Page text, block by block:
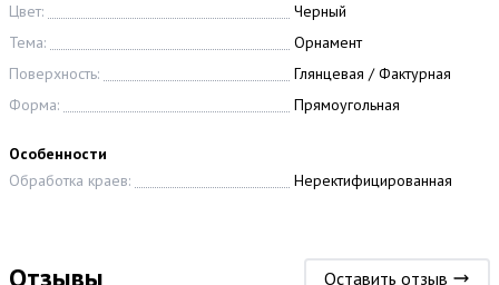
Цвет:
Черный
Тема:
Орнамент
Поверхность:
Глянцевая / Фактурная
Форма:
Прямоугольная
Особенности
Обработка краев:
Неректифицированная
Оставить отзыв